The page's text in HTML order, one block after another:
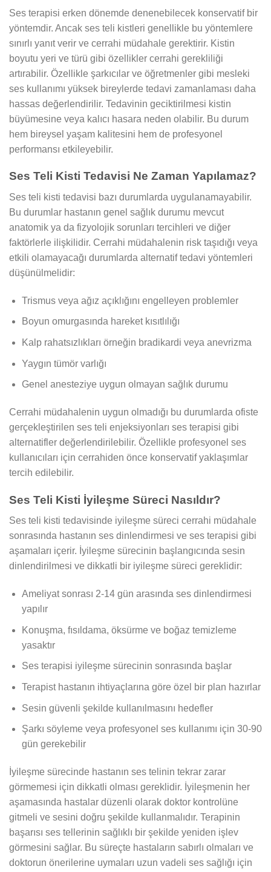
Ses terapisi erken dönemde denenebilecek konservatif bir
yöntemdir. Ancak ses teli kistleri genellikle bu yöntemlere
sınırlı yanıt verir ve cerrahi müdahale gerektirir. Kistin
boyutu yeri ve türü gibi özellikler cerrahi gerekliliği
artırabilir. Özellikle şarkıcılar ve öğretmenler gibi mesleki
ses kullanımı yüksek bireylerde tedavi zamanlaması daha
hassas değerlendirilir. Tedavinin geciktirilmesi kistin
büyümesine veya kalıcı hasara neden olabilir. Bu durum
hem bireysel yaşam kalitesini hem de profesyonel
performansı etkileyebilir.
Ses Teli Kisti Tedavisi Ne Zaman Yapılamaz?
Ses teli kisti tedavisi bazı durumlarda uygulanamayabilir.
Bu durumlar hastanın genel sağlık durumu mevcut
anatomik ya da fizyolojik sorunları tercihleri ve diğer
faktörlerle ilişkilidir. Cerrahi müdahalenin risk taşıdığı veya
etkili olamayacağı durumlarda alternatif tedavi yöntemleri
düşünülmelidir:
Trismus veya ağız açıklığını engelleyen problemler
Boyun omurgasında hareket kısıtlılığı
Kalp rahatsızlıkları örneğin bradikardi veya anevrizma
Yaygın tümör varlığı
Genel anesteziye uygun olmayan sağlık durumu
Cerrahi müdahalenin uygun olmadığı bu durumlarda ofiste
gerçekleştirilen ses teli enjeksiyonları ses terapisi gibi
alternatifler değerlendirilebilir. Özellikle profesyonel ses
kullanıcıları için cerrahiden önce konservatif yaklaşımlar
tercih edilebilir.
Ses Teli Kisti İyileşme Süreci Nasıldır?
Ses teli kisti tedavisinde iyileşme süreci cerrahi müdahale
sonrasında hastanın ses dinlendirmesi ve ses terapisi gibi
aşamaları içerir. İyileşme sürecinin başlangıcında sesin
dinlendirilmesi ve dikkatli bir iyileşme süreci gereklidir:
Ameliyat sonrası 2-14 gün arasında ses dinlendirmesi
yapılır
Konuşma, fısıldama, öksürme ve boğaz temizleme
yasaktır
Ses terapisi iyileşme sürecinin sonrasında başlar
Terapist hastanın ihtiyaçlarına göre özel bir plan hazırlar
Sesin güvenli şekilde kullanılmasını hedefler
Şarkı söyleme veya profesyonel ses kullanımı için 30-90
gün gerekebilir
İyileşme sürecinde hastanın ses telinin tekrar zarar
görmemesi için dikkatli olması gereklidir. İyileşmenin her
aşamasında hastalar düzenli olarak doktor kontrolüne
gitmeli ve sesini doğru şekilde kullanmalıdır. Terapinin
başarısı ses tellerinin sağlıklı bir şekilde yeniden işlev
görmesini sağlar. Bu süreçte hastaların sabırlı olmaları ve
doktorun önerilerine uymaları uzun vadeli ses sağlığı için